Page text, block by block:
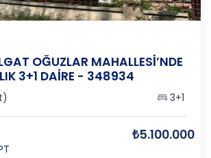
OĞUZLAR MAHALLESİ’NDE
3+1 DAİRE - 348934
3+1
₺5.100.000